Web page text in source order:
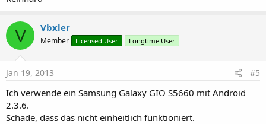
V Vbxler
Member Licensed User Longtime User
Jan 19, 2013 #5
Ich verwende ein Samsung Galaxy GIO S5660 mit Android
2.3.6.
Schade, dass das nicht einheitlich funktioniert.